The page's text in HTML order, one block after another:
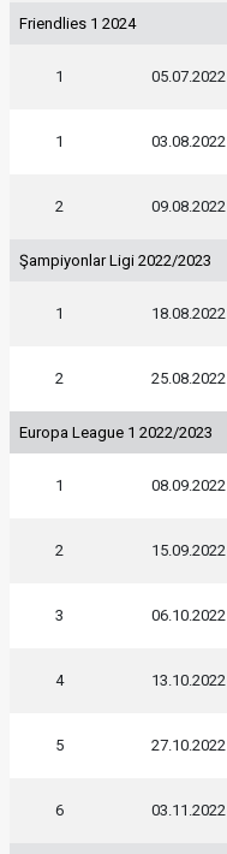
Friendlies 1 2024
1 05.07.2022
1 03.08.2022
2 09.08.2022
Şampiyonlar Ligi 2022/2023
1 18.08.2022
2 25.08.2022
Europa League 1 2022/2023
1 08.09.2022
2 15.09.2022
3 06.10.2022
4 13.10.2022
5 27.10.2022
6 03.11.2022